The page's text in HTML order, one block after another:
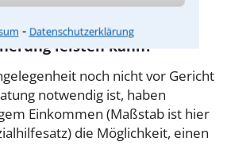
⁃ Datenschutzerklärung
mir keinen Anwalt für
leisten kann?
noch nicht vor Gericht
notwendig ist, haben
Einkommen (Maßstab ist hier
die Möglichkeit, einen